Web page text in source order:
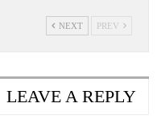
NEXT
LEAVE A REPLY